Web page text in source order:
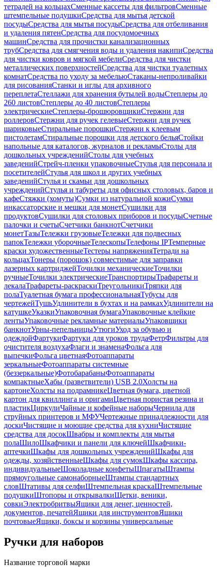
тетрадей на кольцахСменные кассеты для фильтровСменные
штемпельные подушкиСредства для мытья детской
посудыСредства для мытья посудыСредства для отбеливания
и удаления пятенСредства для посудомоечных
машинСредства для прочистки канализационных
трубСредства для смягчения воды и удаления накипиСредства
для чистки ковров и мягкой мебелиСредства для чистки
металлических поверхностейСредства для чистки туалетных
комнатСредства по уходу за мебельюСтаканы-непроливайки
для рисованияСтанки и иглы для архивного
переплетаСтеллажи для хранения бутылей водыСтеплеры до
260 листовСтеплеры до 40 листовСтеплеры
электрическиеСтеплеры-брошюровщикиСтержни для
роллеровСтержни для ручек гелевыеСтержни для ручек
шариковыеСтиральные порошкиСтержни к клеевым
пистолетамСтиральные порошки для детского бельяСтойки
напольные для каталогов, журналов и рекламыСтолы для
дошкольных учрежденийСтолы для учебных
заведенийСтрейч-пленки упаковочныеСтулья для персонала и
посетителейСтулья для школ и других учебных
заведенийСтулья и скамьи для дошкольных
учрежденийСтулья и табуреты для офисных столовых, баров и
кафеСтяжки (хомуты)Сумки из натуральной кожиСумки
инкассаторские и мешки для монетСушилки для
продуктовСушилки для столовых приборов и посудыСчетные
палочки и счетыСчетчики банкнотСчетчики
монетТазыТележки грузовыеТележки для подвесных
папокТележки уборочныеТелескопыТелефоны IPТемперные
краски художественныеТестеры напряженияТетради на
кольцахТонеры (порошок) совместимые для заправки
лазерных картриджейТочилки механическиеТочилки
ручныеТочилки электрическиеТранспортирыТрафареты и
лекалаТрафареты-раскраскиТреугольникиТряпки для
полаТуалетная бумага профессиональнаяТубусы для
чертежейТушьУдлинители в бухтах и на рамкахУдлинители на
катушкеУказкиУпаковочная бумагаУпаковочные клейкие
лентыУпаковочные рекламные материалыУпаковщики
банкнотУрны-пепельницыУтюгиУход за обувью и
одеждойФартукиФартуки для уроков трудаФетрФильтры для
очистителя воздухаФлаги и знаменаФольга для
выпечкиФольга цветнаяФотоаппараты
зеркальныеФотоаппараты системные
(беззеркальные)ФотобарабаныФотоаппараты
компактныеХабы (разветвители) USB 2.0Холсты на
картонеХолсты на подрамникеЦветная бумага, цветной
картон для квиллинга и оригамиЦветная пористая резина и
пластикЦиркулиЧайные и кофейные наборыЧернила для
струйных принтеров и МФУЧертежные принадлежности для
доскиЧистящие и моющие средства для кухниЧистящие
средства для досокШвабры и комплекты для мытья
полаШилоШкафчики и панели для ключейШкафчики-
аптечкиШкафы для дошкольных учрежденийШкафы для
одежды, хозяйственныеШкафы для сумокШкафы кассира,
индивидуальныеШоколадные конфетыШпагатыШтампы
прямоугольные самонаборныеШтампы стандартных
словШтативы для селфиШтемпельная краскаШтемпельные
подушкиШтопоры и открывалкиЩетки, веники,
совкиЭлектробритвыЯщики для денег, ценностей,
документов, печатейЯщики для инструментовЯщики
почтовыеЯщики, боксы и корзины универсальные
Ручки для наборов
Название торговой марки